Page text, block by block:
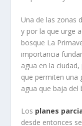
Una de las zonas
y por la que urge
bosque La
importancia
agua en la
que permiten una
agua que baja del
Los planes
desde entonces se